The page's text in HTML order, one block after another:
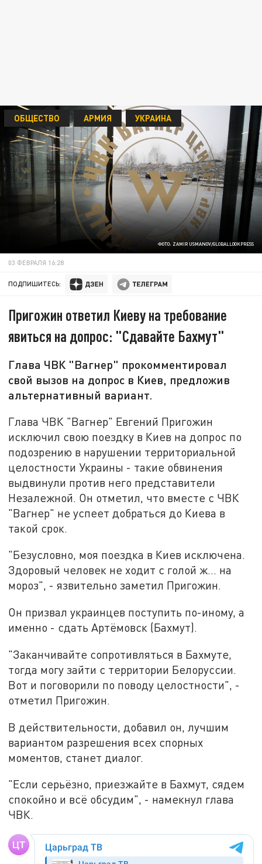
ФОТО: ZAMIR USMANOV/GLOBALLOOKPRESS
ОБЩЕСТВО АРМИЯ УКРАИНА
03 ФЕВРАЛЯ 16:28
ПОДПИШИТЕСЬ:
Пригожин ответил Киеву на требование
явиться на допрос: "Сдавайте Бахмут"
Глава ЧВК "Вагнер" прокомментировал
свой вызов на допрос в Киев, предложив
альтернативный вариант.
Глава ЧВК "Вагнер" Евгений Пригожин
исключил свою поездку в Киев на допрос по
подозрению в нарушении территориальной
целостности Украины - такие обвинения
выдвинули против него представители
Незалежной. Он отметил, что вместе с ЧВК
"Вагнер" не успеет добраться до Киева в
такой срок.
"Безусловно, моя поездка в Киев исключена.
Здоровый человек не ходит с голой ж… на
мороз", - язвительно заметил Пригожин.
Он призвал украинцев поступить по-иному, а
именно - сдать Артёмовск (Бахмут).
"Заканчивайте сопротивляться в Бахмуте,
тогда могу зайти с территории Белоруссии.
Вот и поговорили по поводу целостности", -
отметил Пригожин.
В действительности, добавил он, лучшим
вариантом разрешения всех спорных
моментов, станет диалог.
"Если серьёзно, приезжайте в Бахмут, сядем
спокойно и всё обсудим", - намекнул глава
ЧВК.